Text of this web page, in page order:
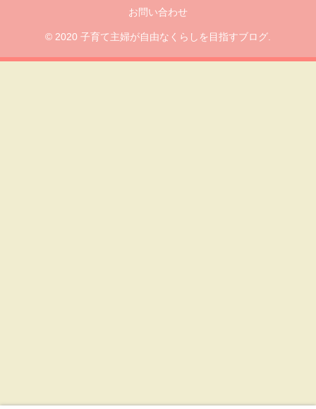
お問い合わせ
© 2020 子育て主婦が自由なくらしを目指すブログ.